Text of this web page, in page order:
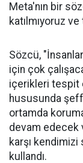
Meta'nın bir
katılmıyoruz
Sözcü,
için çok
içerikleri tespit
hususunda
ortamda
devam edecek
karşı
kullandı.